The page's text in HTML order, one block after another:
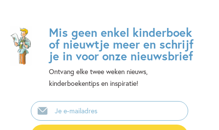
Mis geen enkel kinderboek
of nieuwtje meer en schrijf
je in voor onze nieuwsbrief
Ontvang elke twee weken nieuws,
kinderboekentips en inspiratie!
E-
mailadres